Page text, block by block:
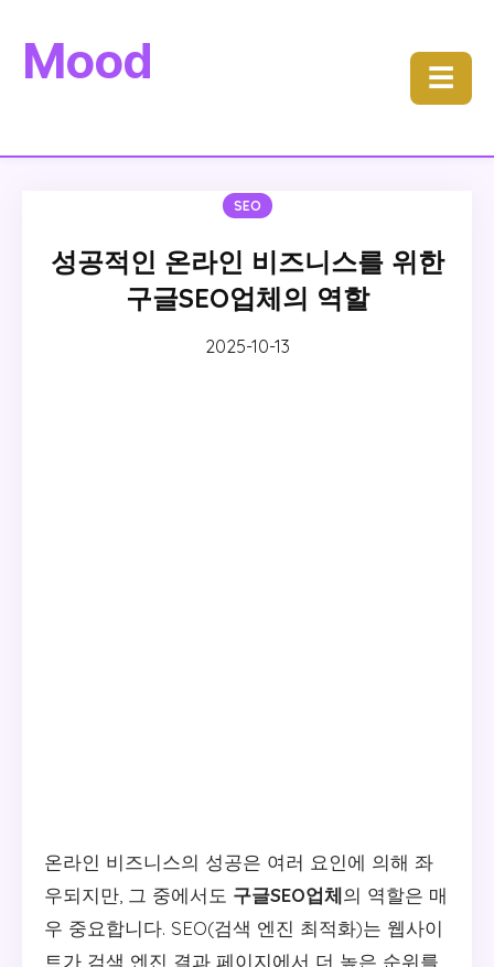
Mood ☰
SEO
성공적인 온라인 비즈니스를 위한
구글SEO업체의 역할
2025-10-13
온라인 비즈니스의 성공은 여러 요인에 의해 좌
우되지만, 그 중에서도 구글SEO업체의 역할은 매
우 중요합니다. SEO(검색 엔진 최적화)는 웹사이
트가 검색 엔진 결과 페이지에서 더 높은 순위를